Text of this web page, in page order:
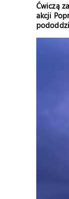
Ćwiczą
akcji